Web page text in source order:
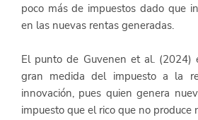
poco más de impuestos dado que
en las nuevas rentas generadas.
El punto de Guvenen et al. (2024)
gran medida del impuesto a la
innovación, pues quien genera
impuesto que el rico que no produce